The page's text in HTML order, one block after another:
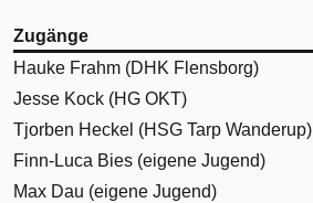
Zugänge
Hauke Frahm (DHK Flensborg)
Jesse Kock (HG OKT)
Tjorben Heckel (HSG Tarp Wanderup)
Finn-Luca Bies (eigene Jugend)
Max Dau (eigene Jugend)